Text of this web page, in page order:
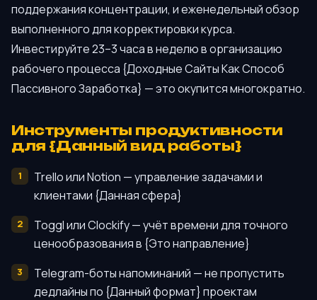
поддержания концентрации, и еженедельный обзор
выполненного для корректировки курса.
Инвестируйте 23–3 часа в неделю в организацию
рабочего процесса {Доходные Сайты Как Способ
Пассивного Заработка} — это окупится многократно.
Инструменты продуктивности
для {Данный вид работы}
Trello или Notion — управление задачами и
клиентами {Данная сфера}
Toggl или Clockify — учёт времени для точного
ценообразования в {Это направление}
Telegram-боты напоминаний — не пропустить
дедлайны по {Данный формат} проектам